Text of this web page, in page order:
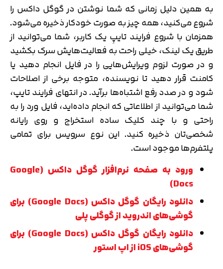
به همین دلیل زمانی که شما نوشتن در گوگل داکس را
شروع می‌کنید، همه چیز به صورت خودکار ذخیره می‌شود.
همزمان با شروع فرایند تایپِ یک کاربر، شما می‌توانید از
طریق یک لینک، خیلی راحت به فعالیت‌هایش سرک بکشید
و در صورت لزوم ویرایش‌هایی را در فایل انجام دهید یا
کامنت قرار دهید تا نویسنده، متوجه برخی از اصلاحات
شود و در صدد رفع اشتباه‌ها برآید. در انتهای فرایند تایپ،
شما می‌توانید از اطلاعاتی که انجام داده‌اید، فایل ورد را به
راحتی و با چند کلیک ساده استخراج و روی رایانه
شخصی‌تان ذخیره کنید. این نوع سرویس برای تمامی
پلتفرم‌ها موجود است.
ورود به صفحه نرم‌افزار گوگل داکس (Google
Docs)
دانلود رایگان گوگل داکس (Google Docs) برای
گوشی‌های اندروید از گوگلی پلی
دانلود رایگان گوگل داکس (Google Docs) برای
گوشی‌های iOS از اپ استور